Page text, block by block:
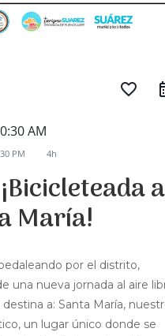
favorite_border
AM
PM 4h
a
María!
por el distrito,
una nueva jornada al aire
a: Santa María,
un lugar único donde se